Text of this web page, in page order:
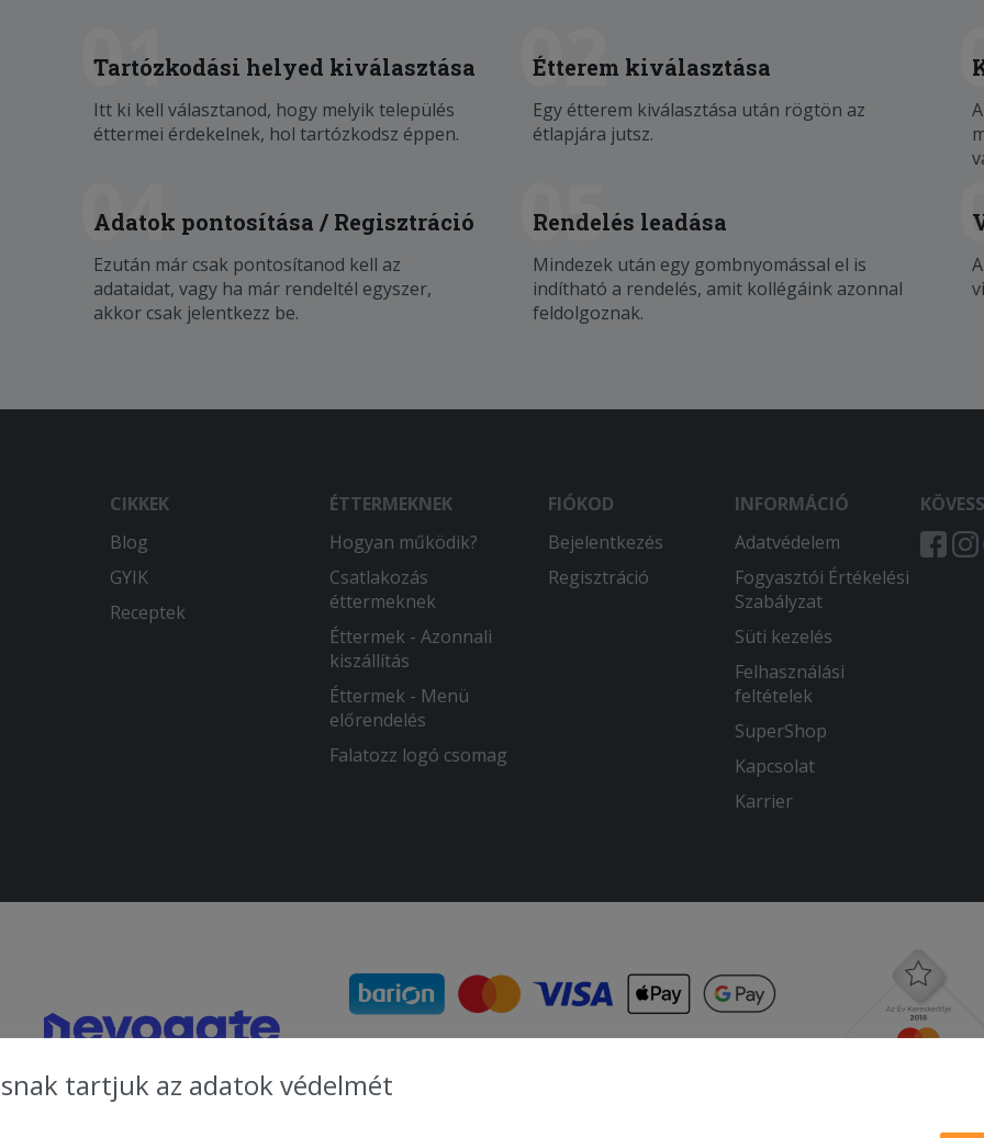
01
Tartózkodási helyed kiválasztása
Itt ki kell választanod, hogy melyik település
éttermei érdekelnek, hol tartózkodsz éppen.
02
Étterem kiválasztása
Egy étterem kiválasztása után rögtön az
étlapjára jutsz.
04
Adatok pontosítása / Regisztráció
Ezután már csak pontosítanod kell az
adataidat, vagy ha már rendeltél egyszer,
akkor csak jelentkezz be.
05
Rendelés leadása
Mindezek után egy gombnyomással el is
indítható a rendelés, amit kollégáink azonnal
feldolgoznak.
CIKKEK
Blog
GYIK
Receptek
ÉTTERMEKNEK
Hogyan működik?
Csatlakozás
éttermeknek
Éttermek - Azonnali
kiszállítás
Éttermek - Menü
előrendelés
Falatozz logó csomag
FIÓKOD
Bejelentkezés
Regisztráció
INFORMÁCIÓ
Adatvédelem
Fogyasztói Értékelési
Szabályzat
Süti kezelés
Felhasználási
feltételek
SuperShop
Kapcsolat
Karrier
tartjuk az adatok védelmét